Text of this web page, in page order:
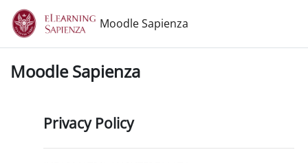
Vai al contenuto principale
Moodle Sapienza
Moodle Sapienza
Privacy Policy